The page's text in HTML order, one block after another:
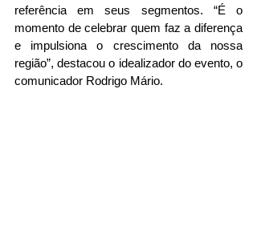
referência em seus segmentos. “É o
momento de celebrar quem faz a diferença
e impulsiona o crescimento da nossa
região”, destacou o idealizador do evento, o
comunicador Rodrigo Mário.